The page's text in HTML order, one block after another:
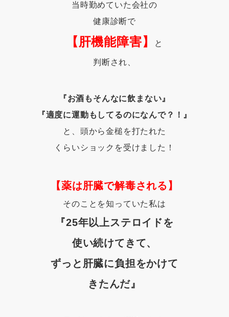
当時勤めていた会社の
健康診断で
【肝機能障害】 と
判断され、
『お酒もそんなに飲まない』
『適度に運動もしてるのになんで？！』
と、頭から金槌を打たれた
くらいショックを受けました！
【薬は肝臓で解毒される】
そのことを知っていた私は
『25年以上ステロイドを
使い続けてきて、
ずっと肝臓に負担をかけて
きたんだ』